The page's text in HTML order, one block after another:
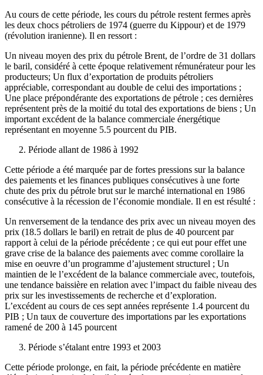
Au cours de cette période, les cours du pétrole restent fermes après
les deux chocs pétroliers de 1974 (guerre du Kippour) et de 1979
(révolution iranienne). Il en ressort :
Un niveau moyen des prix du pétrole Brent, de l’ordre de 31 dollars
le baril, considéré à cette époque relativement rémunérateur pour les
producteurs; Un flux d’exportation de produits pétroliers
appréciable, correspondant au double de celui des importations ;
Une place prépondérante des exportations de pétrole ; ces dernières
représentent près de la moitié du total des exportations de biens ; Un
important excédent de la balance commerciale énergétique
représentant en moyenne 5.5 pourcent du PIB.
Période allant de 1986 à 1992
Cette période a été marquée par de fortes pressions sur la balance
des paiements et les finances publiques consécutives à une forte
chute des prix du pétrole brut sur le marché international en 1986
consécutive à la récession de l’économie mondiale. Il en est résulté :
Un renversement de la tendance des prix avec un niveau moyen des
prix (18.5 dollars le baril) en retrait de plus de 40 pourcent par
rapport à celui de la période précédente ; ce qui eut pour effet une
grave crise de la balance des paiements avec comme corollaire la
mise en oeuvre d’un programme d’ajustement structurel ; Un
maintien de le l’excédent de la balance commerciale avec, toutefois,
une tendance baissière en relation avec l’impact du faible niveau des
prix sur les investissements de recherche et d’exploration.
L’excédent au cours de ces sept années représente 1.4 pourcent du
PIB ; Un taux de couverture des importations par les exportations
ramené de 200 à 145 pourcent
Période s’étalant entre 1993 et 2003
Cette période prolonge, en fait, la période précédente en matière